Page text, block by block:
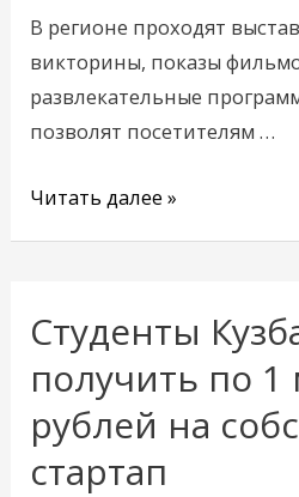
В регионе проходят
викторины, показы
развлекательные
позволят посетителям …
Читать далее »
Студенты
получить по
рублей на
стартап
Студенты
Кузбасса
могут
получить
по